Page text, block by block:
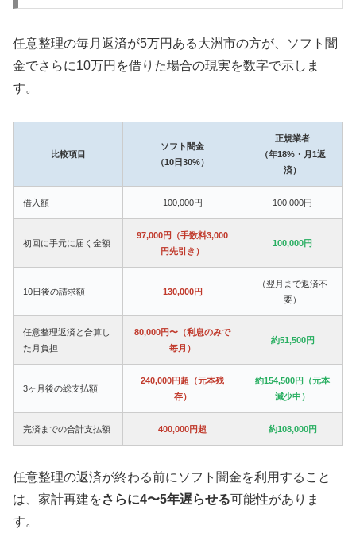
任意整理の毎月返済が5万円ある大洲市の方が、ソフト闇
金でさらに10万円を借りた場合の現実を数字で示しま
す。
比較項目
ソフト闇金
（10日30%）
正規業者
（年18%・月1返
済）
借入額 100,000円 100,000円
初回に手元に届く金額
97,000円（手数料3,000
円先引き）
100,000円
10日後の請求額 130,000円
（翌月まで返済不
要）
任意整理返済と合算し
た月負担
80,000円〜（利息のみで
毎月）
約51,500円
3ヶ月後の総支払額
240,000円超（元本残
存）
約154,500円（元本
減少中）
完済までの合計支払額 400,000円超 約108,000円
任意整理の返済が終わる前にソフト闇金を利用すること
は、家計再建をさらに4〜5年遅らせる可能性がありま
す。